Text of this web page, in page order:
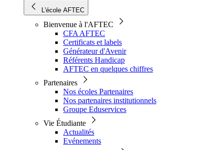
L'école AFTEC
Bienvenue à l'AFTEC
CFA AFTEC
Certificats et labels
Générateur d'Avenir
Référents Handicap
AFTEC en quelques chiffres
Partenaires
Nos écoles Partenaires
Nos partenaires institutionnels
Groupe Eduservices
Vie Étudiante
Actualités
Evénements